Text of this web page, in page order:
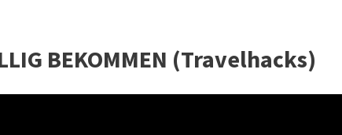
BEKOMMEN (Travelhacks)